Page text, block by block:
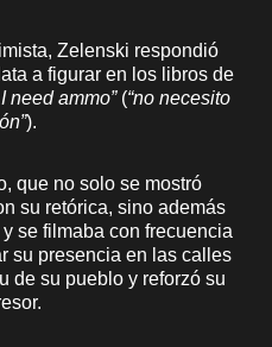
Zelenski respondió
a figurar en los libros de
need ammo”(“no necesito
).
que no solo se mostró
su retórica, sino además
se filmaba con frecuencia
su presencia en las calles
de su pueblo y reforzó su